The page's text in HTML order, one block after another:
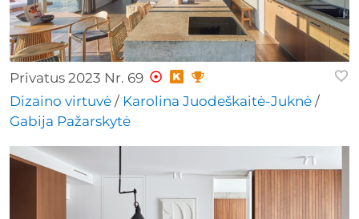
Privatus 2023 Nr. 69
Dizaino virtuvė / Karolina Juodeškaitė-Juknė /
Gabija Pažarskytė